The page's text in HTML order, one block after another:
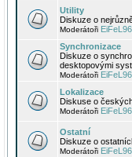
Utility
Diskuze o
Moderátoři EiFeL96
Synchronizace
Diskuze o
desktopovými
Moderátoři EiFeL96
Lokalizace
Diskuse o
Moderátoři EiFeL96
Ostatní
Diskuze o
Moderátoři EiFeL96